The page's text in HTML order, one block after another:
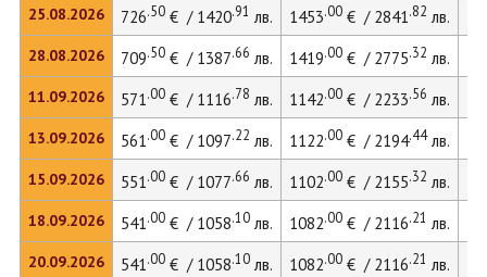
25.08.2026
28.08.2026
11.09.2026
13.09.2026
15.09.2026
18.09.2026
20.09.2026
726.50€ / 1420.91 лв. 1453.00€ / 2841.82 лв.
709.50€ / 1387.66 лв. 1419.00€ / 2775.32 лв.
571.00€ / 1116.78 лв. 1142.00€ / 2233.56 лв.
561.00€ / 1097.22 лв. 1122.00€ / 2194.44лв.
551.00€ / 1077.66 лв. 1102.00€ / 2155.32 лв.
541.00€ / 1058.10лв. 1082.00€ / 2116.21 лв.
541.00€ / 1058.10лв. 1082.00€ / 2116.21 лв.